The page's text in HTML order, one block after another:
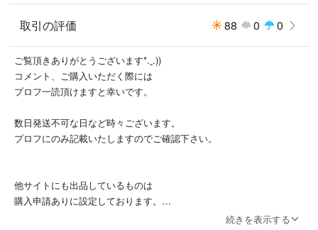
取引の評価 88 0 0
ご覧頂きありがとうございます*.ˬ.))
コメント、ご購入いただく際には
プロフ一読頂けますと幸いです。
数日発送不可な日など時々ございます。
プロフにのみ記載いたしますのでご確認下さい。
他サイトにも出品しているものは
購入申請ありに設定しております。
続きを表示する